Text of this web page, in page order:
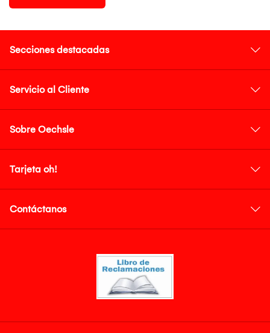
Secciones destacadas
Servicio al Cliente
Sobre Oechsle
Tarjeta oh!
Contáctanos